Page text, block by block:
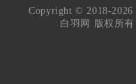
Copyright © 2018-2026
白羽网 版权所有